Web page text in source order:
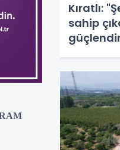
Kıratlı:
sahip